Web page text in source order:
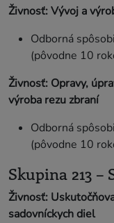
Živnosť: Vývoj a
Odborná
(pôvodne 10
Živnosť: Opravy,
výroba rezu zbraní
Odborná
(pôvodne 10
Skupina 213 –
Živnosť:
sadovníckych diel